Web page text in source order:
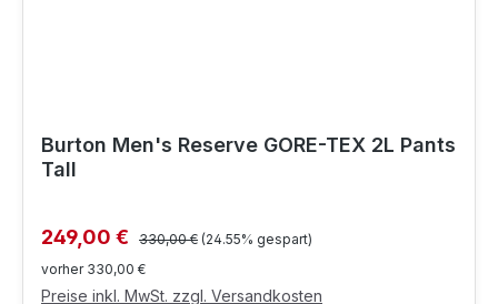
Burton Men's Reserve GORE-TEX 2L Pants
Tall
Verkaufspreis:
249,00 € Regulärer Preis:
330,00 € (24.55% gespart)
vorher 330,00 €
Preise inkl. MwSt. zzgl. Versandkosten